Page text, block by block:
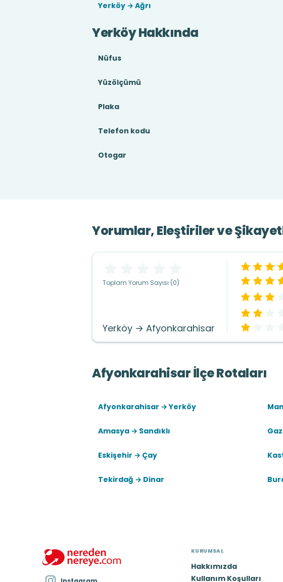
Yerköy → Ağrı
Yerköy Hakkında
Nüfus
Yüzölçümü
Plaka
Telefon kodu
Otogar
Yorumlar, Eleştiriler ve
Toplam Yorum Sayısı (0)
Yerköy → Afyonkarahisar
Afyonkarahisar İlçe Rotaları
Afyonkarahisar → Yerköy
Amasya → Sandıklı
Eskişehir → Çay
Tekirdağ → Dinar
KURUMSAL
Hakkımızda
Kullanım Koşulları